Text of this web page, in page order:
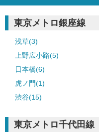
東京メトロ銀座線
浅草(3)
上野広小路(5)
日本橋(6)
虎ノ門(1)
渋谷(15)
東京メトロ千代田線